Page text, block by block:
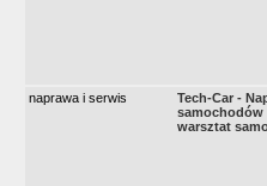
naprawa i serwis
Tech-Car -
samochodów
warsztat